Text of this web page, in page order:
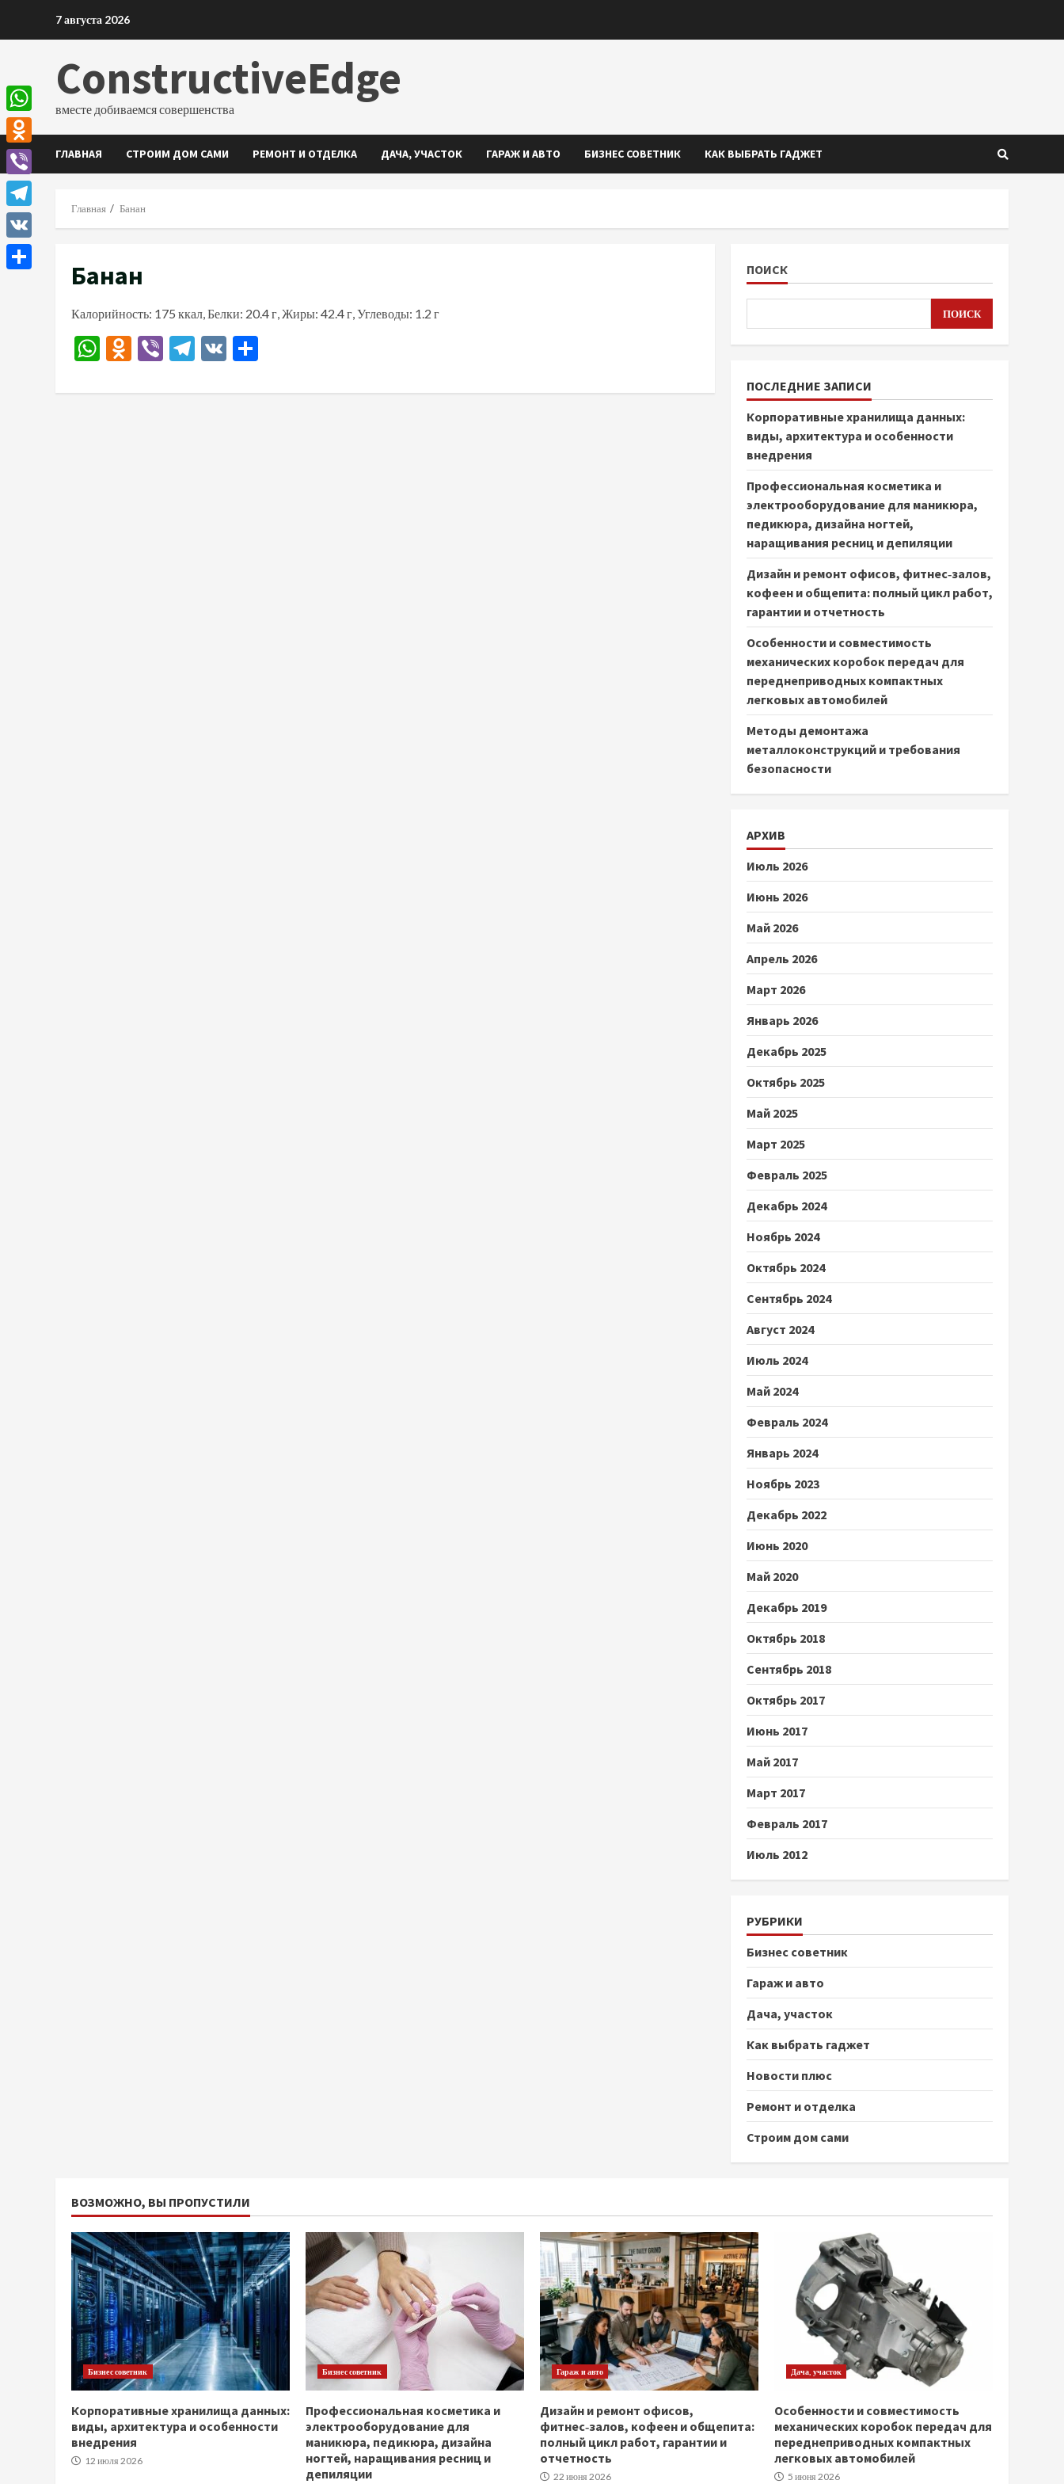
7 августа 2026
ConstructiveEdge
вместе добиваемся совершенства
ГЛАВНАЯ СТРОИМ ДОМ САМИ РЕМОНТ И ОТДЕЛКА ДАЧА, УЧАСТОК ГАРАЖ И АВТО БИЗНЕС СОВЕТНИК КАК ВЫБРАТЬ ГАДЖЕТ
Главная Банан
Банан
Калорийность: 175 ккал, Белки: 20.4 г, Жиры: 42.4 г, Углеводы: 1.2 г
WhatsApp
Odnoklassniki
ViberTelegram
VK
ПОИСК
ПОИСК
ПОСЛЕДНИЕ ЗАПИСИ
Корпоративные хранилища данных:
виды, архитектура и особенности
внедрения
Профессиональная косметика и
электрооборудование для маникюра,
педикюра, дизайна ногтей,
наращивания ресниц и депиляции
Дизайн и ремонт офисов, фитнес‑залов,
кофеен и общепита: полный цикл работ,
гарантии и отчетность
Особенности и совместимость
механических коробок передач для
переднеприводных компактных
легковых автомобилей
Методы демонтажа
металлоконструкций и требования
безопасности
АРХИВ
Июль 2026
Июнь 2026
Май 2026
Апрель 2026
Март 2026
Январь 2026
Декабрь 2025
Октябрь 2025
Май 2025
Март 2025
Февраль 2025
Декабрь 2024
Ноябрь 2024
Октябрь 2024
Сентябрь 2024
Август 2024
Июль 2024
Май 2024
Февраль 2024
Январь 2024
Ноябрь 2023
Декабрь 2022
Июнь 2020
Май 2020
Декабрь 2019
Октябрь 2018
Сентябрь 2018
Октябрь 2017
Июнь 2017
Май 2017
Март 2017
Февраль 2017
Июль 2012
РУБРИКИ
Бизнес советник
Гараж и авто
Дача, участок
Как выбрать гаджет
Новости плюс
Ремонт и отделка
Строим дом сами
ВОЗМОЖНО, ВЫ ПРОПУСТИЛИ
Бизнес советник
Корпоративные хранилища данных:
виды, архитектура и особенности
внедрения
12 июля 2026
Бизнес советник
Профессиональная косметика и
электрооборудование для
маникюра, педикюра, дизайна
ногтей, наращивания ресниц и
депиляции
Гараж и авто
Дизайн и ремонт офисов,
фитнес‑залов, кофеен и общепита:
полный цикл работ, гарантии и
отчетность
22 июня 2026
Дача, участок
Особенности и совместимость
механических коробок передач для
переднеприводных компактных
легковых автомобилей
5 июня 2026
WhatsApp
Odnoklassniki
Viber
Telegram
VK